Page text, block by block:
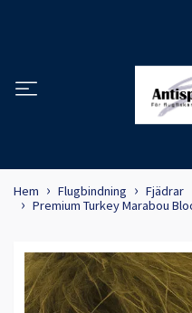
Hem Flugbindning
Fjädrar
Premium Turkey Marabou